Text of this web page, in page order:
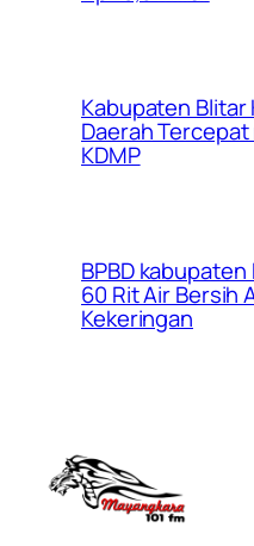
Kabupaten Blitar
Daerah
KDMP
BPBD
60 Rit Air Bersih
Kekeringan